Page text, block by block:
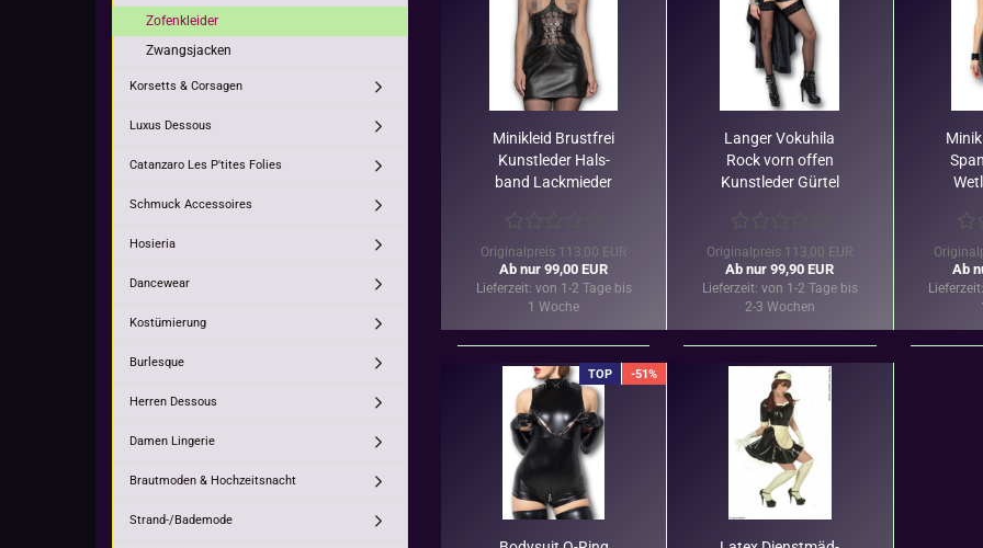
Mi­ni­kleid Brust­frei
Kunst­le­der Hals­
band Lack­mie­der
Originalpreis 113,00 EUR
Ab nur 99,00 EUR
Lieferzeit: von 1-2 Tage bis
1 Woche
Lan­ger Vo­kuhi­la
Rock vorn offen
Kunst­le­der Gür­tel
Originalpreis 113,00 EUR
Ab nur 99,90 EUR
Lieferzeit: von 1-2 Tage bis
2-3 Wochen
Ab
TOP -51%
Zofenkleider
Zwangsjacken
Korsetts & Corsagen
Luxus Dessous
Catanzaro Les P'tites Folies
Schmuck Accessoires
Hosieria
Dancewear
Kostümierung
Burlesque
Herren Dessous
Damen Lingerie
Brautmoden & Hochzeitsnacht
Strand-/Bademode